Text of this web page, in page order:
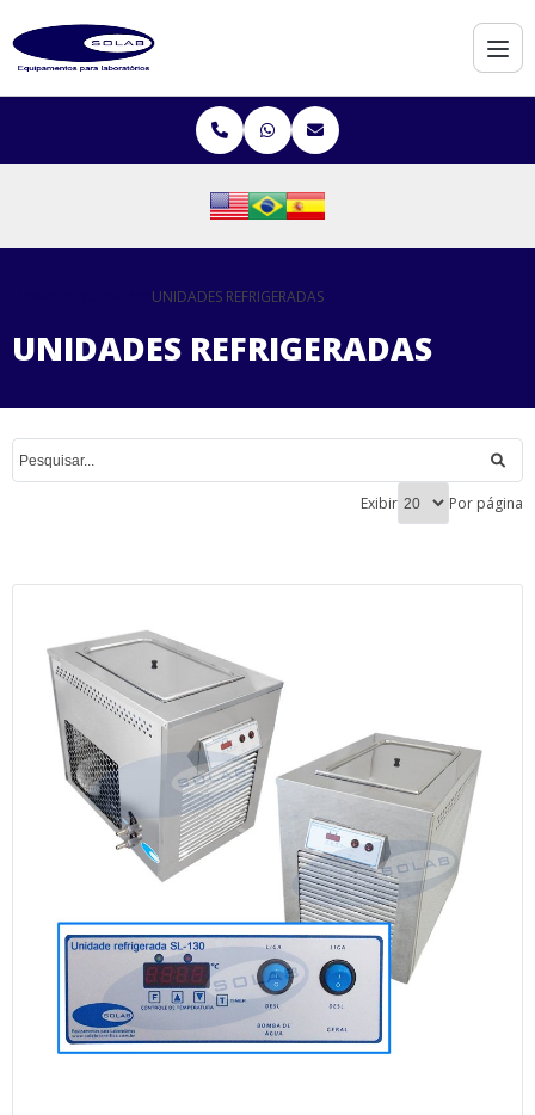
UNIDADES REFRIGERADAS
UNIDADES REFRIGERADAS
Exibir Por página